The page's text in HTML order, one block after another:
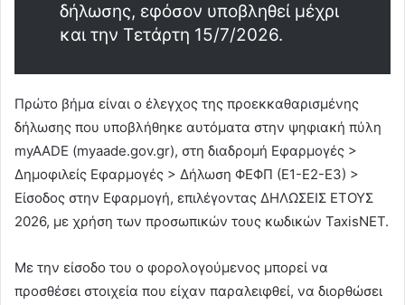
δήλωσης, εφόσον υποβληθεί μέχρι
και την Τετάρτη 15/7/2026.
Πρώτο βήμα είναι ο έλεγχος της προεκκαθαρισμένης
δήλωσης που υποβλήθηκε αυτόματα στην ψηφιακή πύλη
myAADE (myaade.gov.gr), στη διαδρομή Εφαρμογές >
Δημοφιλείς Εφαρμογές > Δήλωση ΦΕΦΠ (Ε1-Ε2-Ε3) >
Είσοδος στην Εφαρμογή, επιλέγοντας ΔΗΛΩΣΕΙΣ ΕΤΟΥΣ
2026, με χρήση των προσωπικών τους κωδικών TaxisNET.
Με την είσοδο του ο φορολογούμενος μπορεί να
προσθέσει στοιχεία που είχαν παραλειφθεί, να διορθώσει